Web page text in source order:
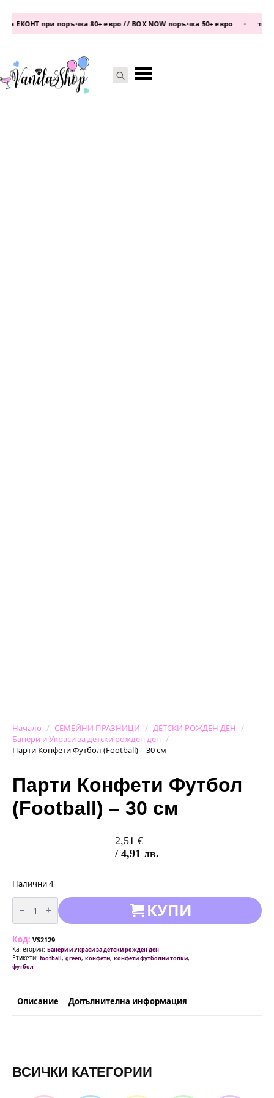
при поръчка 80+ евро // BOX NOW поръчка 50+ евро
Начало СЕМЕЙНИ ПРАЗНИЦИ
ДЕТСКИ РОЖДЕН ДЕН
Банери и Украси за детски рожден ден
Парти Конфети Футбол (Football) – 30 см
Парти Конфети Футбол
(Football) – 30 см
2,51 €
/ 4,91 лв.
Налични 4
количество
за
Парти
Конфети
(Football)
-
30
см
КУПИ
Код: VS2129
Категория: Банери и Украси за детски рожден ден
Етикети: football, green, конфети, конфети футболни топки,
футбол
Описание Допълнителна информация
ВСИЧКИ КАТЕГОРИИ